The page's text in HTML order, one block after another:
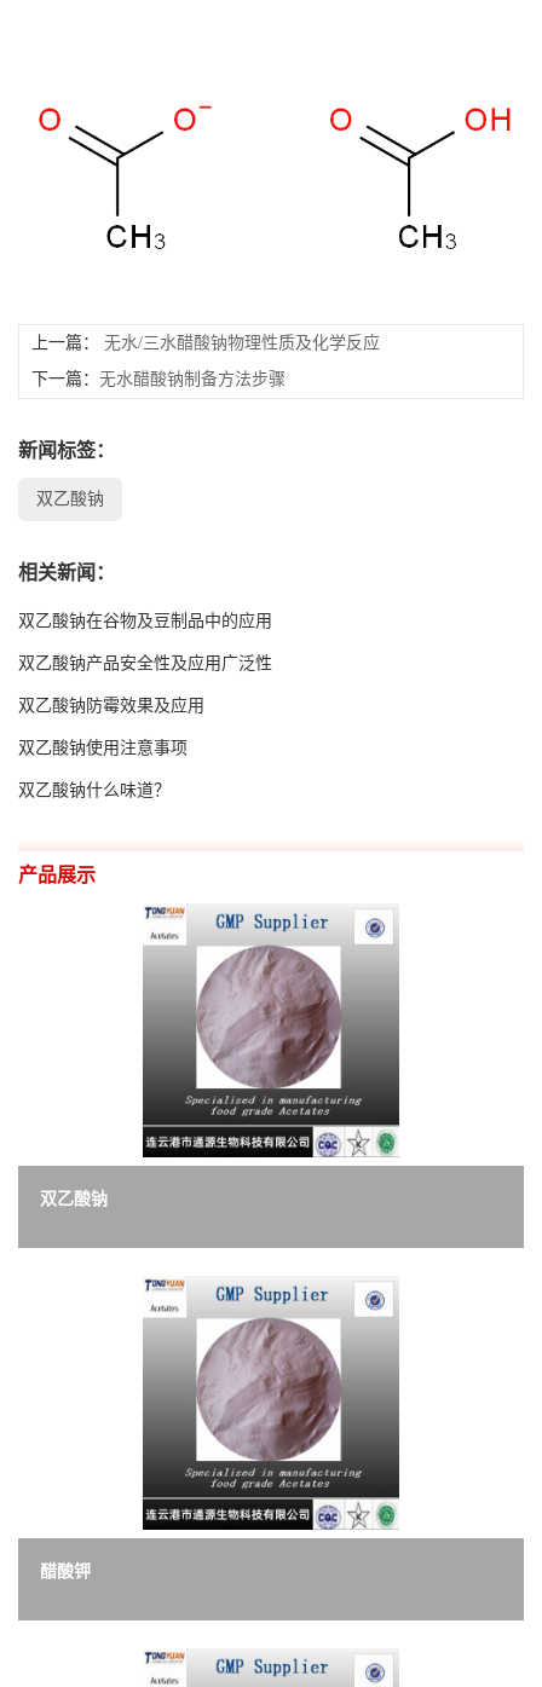
系
言
上一篇：
无水/三水醋酸钠物理性质及化学反应
下一篇： 无水醋酸钠制备方法步骤
新闻标签：
双乙酸钠
相关新闻：
双乙酸钠在谷物及豆制品中的应用
双乙酸钠产品安全性及应用广泛性
双乙酸钠防霉效果及应用
双乙酸钠使用注意事项
双乙酸钠什么味道？
产品展示
双乙酸钠
醋酸钾